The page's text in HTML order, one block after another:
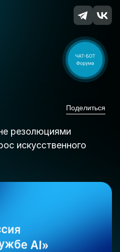
Поделиться
резолюциями
искусственного